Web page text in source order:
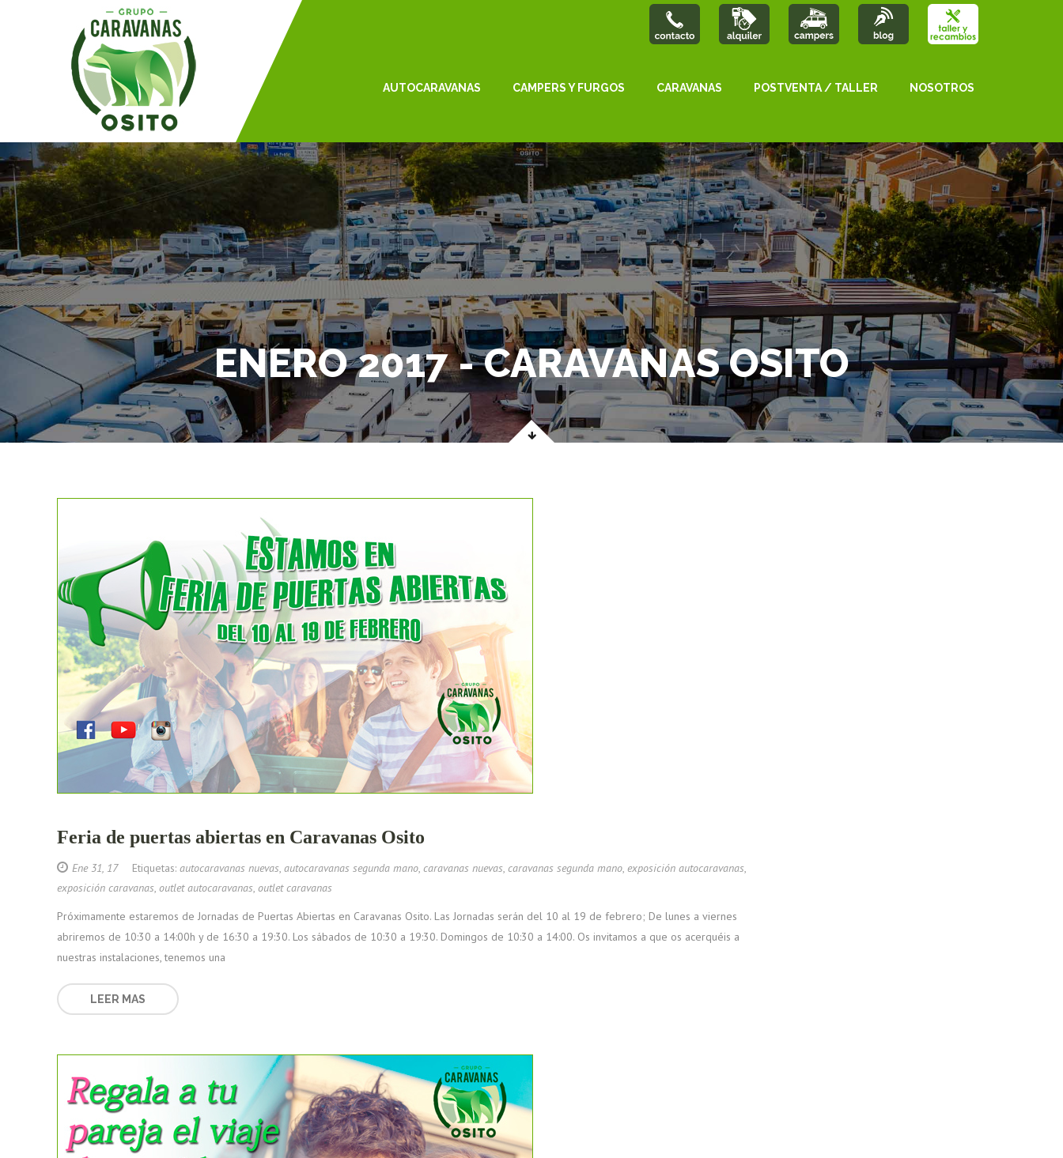
AUTOCARAVANAS CAMPERS Y FURGOS CARAVANAS POSTVENTA / TALLER NOSOTROS
ENERO 2017 - CARAVANAS OSITO
Feria de puertas abiertas en Caravanas Osito
Ene 31, 17Etiquetas: autocaravanas nuevas, autocaravanas segunda mano, caravanas nuevas, caravanas segunda mano, exposición autocaravanas,
exposición caravanas, outlet autocaravanas, outlet caravanas
Próximamente estaremos de Jornadas de Puertas Abiertas en Caravanas Osito. Las Jornadas serán del 10 al 19 de febrero; De lunes a viernes
abriremos de 10:30 a 14:00h y de 16:30 a 19:30. Los sábados de 10:30 a 19:30. Domingos de 10:30 a 14:00. Os invitamos a que os acerquéis a
nuestras instalaciones, tenemos una
LEER MAS